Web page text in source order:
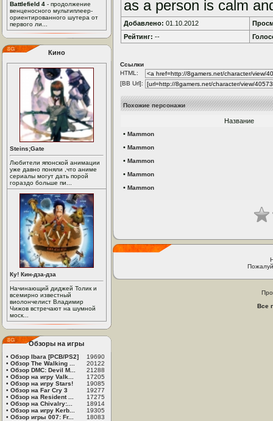
Battlefield 4 - продолжение
венценосного мультиплеер-
ориентированного шутера от
первого ли...
Кино
Steins;Gate
Любители японской анимации
уже давно поняли ,что аниме
сериалы могут дать порой
гораздо больше пи...
Ку! Кин-дза-дза
Начинающий диджей Толик и
всемирно известный
виолончелист Владимир
Чижов встречают на шумной
моск...
Обзоры на игры
• Обзор Ibara [PCB/PS2]
19690
• Обзор The Walking ...
20122
• Обзор DMC: Devil M...
21288
• Обзор на игру Valk...
17205
• Обзор на игру Stars!
19085
• Обзор на Far Cry 3
19277
• Обзор на Resident ...
17275
• Обзор на Chivalry:...
18914
• Обзор на игру Kerb...
19305
• Обзор игры 007: Fr... 18083
as a person is calm
Добавлено: 01.10.2012
Рейтинг: --
Ссылки
HTML:
[BB Url]:
Похожие персонажи
Название
• Mammon
• Mammon
• Mammon
• Mammon
• Mammon
Все